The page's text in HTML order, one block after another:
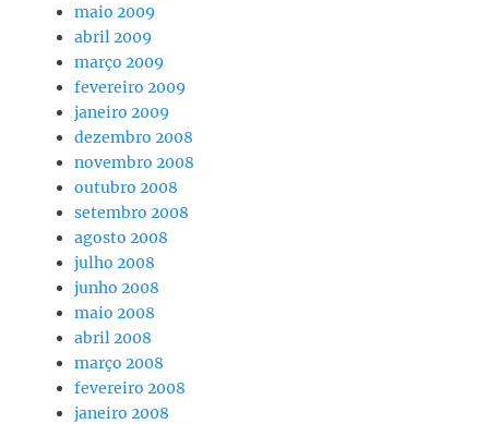
maio 2009
abril 2009
março 2009
fevereiro 2009
janeiro 2009
dezembro 2008
novembro 2008
outubro 2008
setembro 2008
agosto 2008
julho 2008
junho 2008
maio 2008
abril 2008
março 2008
fevereiro 2008
janeiro 2008